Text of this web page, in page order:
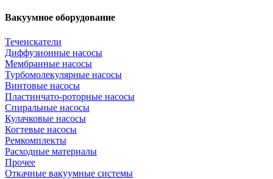
Вакуумное оборудование
Течеискатели
Диффузионные насосы
Мембранные насосы
Турбомолекулярные насосы
Винтовые насосы
Пластинчато-роторные насосы
Спиральные насосы
Кулачковые насосы
Когтевые насосы
Ремкомплекты
Расходные материалы
Прочее
Откачные вакуумные системы